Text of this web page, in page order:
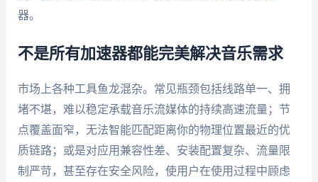
器。
不是所有加速器都能完美解决音乐需求
市场上各种工具鱼龙混杂。常见瓶颈包括线路单一、拥
堵不堪，难以稳定承载音乐流媒体的持续高速流量；节
点覆盖面窄，无法智能匹配距离你的物理位置最近的优
质链路；或是对应用兼容性差、安装配置复杂、流量限
制严苛，甚至存在安全风险，使用户在使用过程中顾虑